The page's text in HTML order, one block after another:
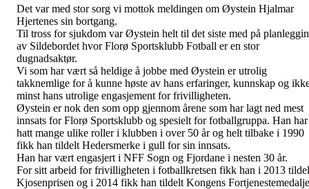
Det var med stor sorg vi mottok meldingen om Øystein Hjalmar
Hjertenes sin bortgang.
Til tross for sjukdom var Øystein helt til det siste med på
av Sildebordet hvor Florø Sportsklubb Fotball er en stor
dugnadsaktør.
Vi som har vært så heldige å jobbe med Øystein er utrolig
takknemlige for å kunne høste av hans erfaringer, kunnskap og
minst hans utrolige engasjement for frivilligheten.
Øystein er nok den som opp gjennom årene som har lagt ned mest
innsats for Florø Sportsklubb og spesielt for fotballgruppa. Han har
hatt mange ulike roller i klubben i over 50 år og helt tilbake i 1990
fikk han tildelt Hedersmerke i gull for sin innsats.
Han har vært engasjert i NFF Sogn og Fjordane i nesten 30 år.
For sitt arbeid for frivilligheten i fotballkretsen fikk han i 2013
Kjosenprisen og i 2014 fikk han tildelt Kongens